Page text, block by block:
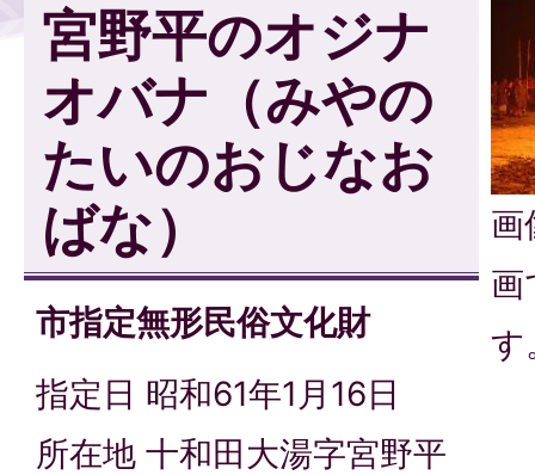
画
画
す
宮野平のオジナ
オバナ（みやの
たいのおじなお
ばな）
市指定無形民俗文化財
指定日 昭和61年1月16日
所在地 十和田大湯字宮野平